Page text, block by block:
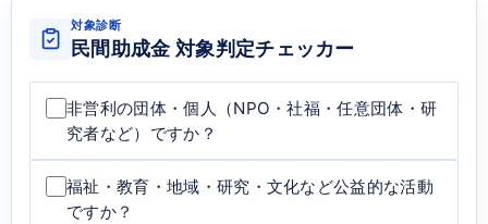
対象診断
民間助成金 対象判定チェッカー
非営利の団体・個人（NPO・社福・任意団体・研
究者など）ですか？
福祉・教育・地域・研究・文化など公益的な活動
ですか？